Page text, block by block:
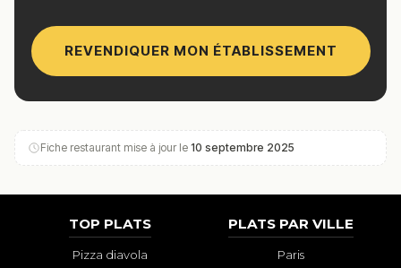
REVENDIQUER MON ÉTABLISSEMENT
Fiche restaurant mise à jour le 10 septembre 2025
TOP PLATS
Pizza diavola
PLATS PAR VILLE
Paris